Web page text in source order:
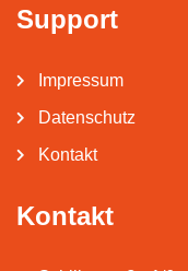
Support
Impressum
Datenschutz
Kontakt
Kontakt